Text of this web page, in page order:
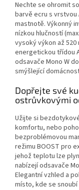
Nechte se ohromit
barvě ecru s
mastnotě. Výkonný
nízkou hlučností
vysoký výkon až
energetickou třídou
odsavače Mono W
smýšlející
Dopřejte své
ostrůvkovými
Užijte si
komfortu, nebo
bezproblémovou
režimu BOOST pro
jehož teplotu lze
nabízejí odsavače
Elegantní vzhled a
místo, kde se